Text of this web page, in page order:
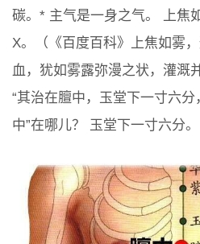
碳。* 主气是一身之气。 上焦
X。（《百度百科》上焦如雾
血，犹如雾露弥漫之状，灌溉
“其治在膻中，玉堂下一寸六分
中”在哪儿？ 玉堂下一寸六分。